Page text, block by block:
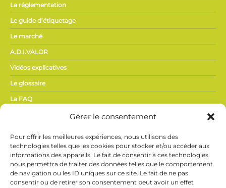
Gérer le consentement
Pour offrir les meilleures expériences, nous utilisons des
technologies telles que les cookies pour stocker et/ou accéder aux
informations des appareils. Le fait de consentir à ces technologies
nous permettra de traiter des données telles que le comportement
de navigation ou les ID uniques sur ce site. Le fait de ne pas
consentir ou de retirer son consentement peut avoir un effet
La réglementation
Le guide d’étiquetage
Le marché
A.D.I.VALOR
Vidéos explicatives
Le glossaire
La FAQ
ACTUALITÉS,
PRESSE
Actualités du secteur
Espace presse